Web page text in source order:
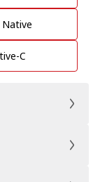
Native
C